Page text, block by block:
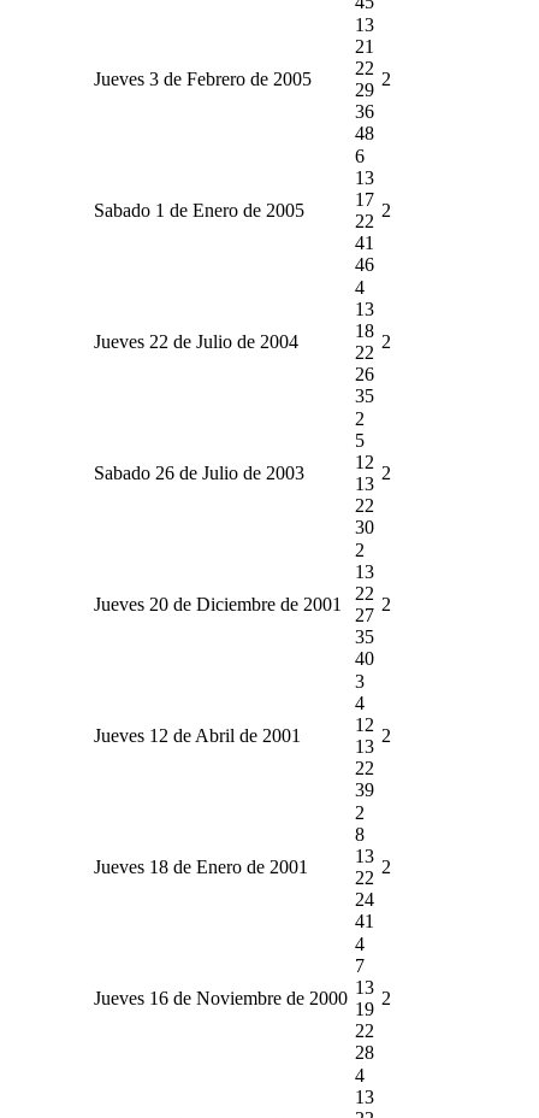
Jueves 3 de Febrero de 2005
13
21
22
29
36
48
2
Sabado 1 de Enero de 2005
6
13
17
22
41
46
2
Jueves 22 de Julio de 2004
4
13
18
22
26
35
2
Sabado 26 de Julio de 2003
2
5
12
13
22
30
2
Jueves 20 de Diciembre de 2001
2
13
22
27
35
40
2
Jueves 12 de Abril de 2001
3
4
12
13
22
39
2
Jueves 18 de Enero de 2001
2
8
13
22
24
41
2
Jueves 16 de Noviembre de 2000
4
7
13
19
22
28
2
4
13